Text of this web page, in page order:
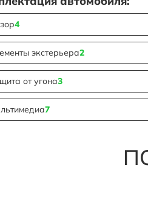
4
экстерьера2
от угона3
7